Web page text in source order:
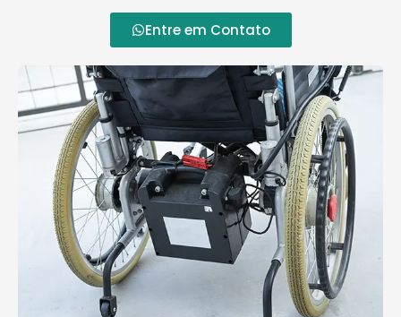
Entre em Contato